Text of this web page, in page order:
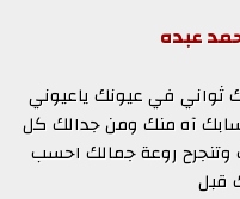
عبده
في عيونك ياعيوني
آه منك ومن جدالك كل
وتنجرح روعة جمالك احسب
قبل